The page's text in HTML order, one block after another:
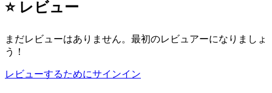
⭐ レビュー
まだレビューはありません。最初のレビュアーになりましょ
う！
レビューするためにサインイン